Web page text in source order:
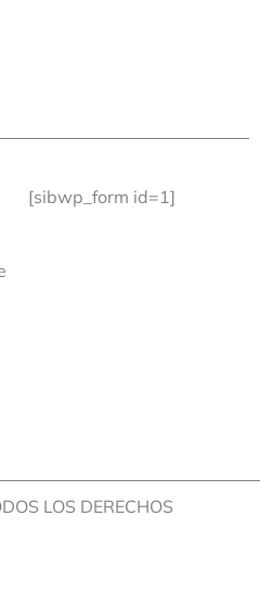
[sibwp_form id=1]
LOS DERECHOS